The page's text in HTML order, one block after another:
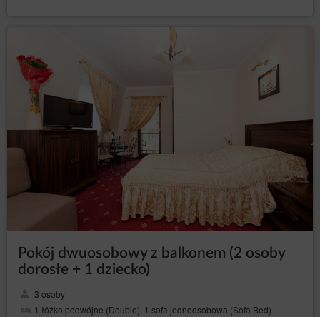
Pokój dwuosobowy z balkonem (2 osoby
dorosłe + 1 dziecko)
3 osoby
1 łóżko podwójne (Double), 1 sofa jednoosobowa (Sofa Bed)